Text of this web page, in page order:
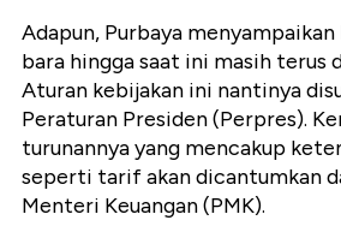
Adapun, Purbaya
bara hingga saat ini masih terus
Aturan kebijakan ini nantinya
Peraturan Presiden (Perpres).
turunannya yang mencakup
seperti tarif akan dicantumkan
Menteri Keuangan (PMK).